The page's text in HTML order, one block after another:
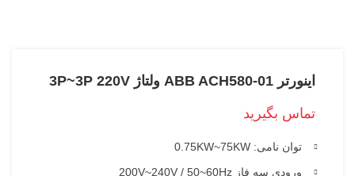
اینورتر ABB ACH580-01 ولتاژ 3P~3P 220V
تماس بگیرید
توان نامی: 0.75KW~75KW
ورودی سه فاز 200V~240V / 50~60Hz